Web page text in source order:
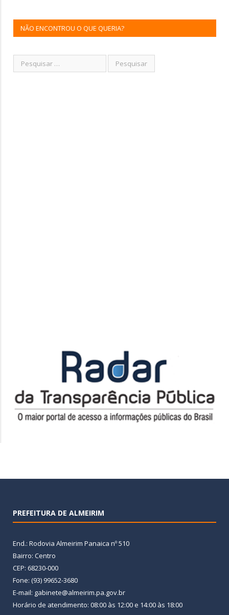
NÃO ENCONTROU O QUE QUERIA?
PREFEITURA DE ALMEIRIM
End.: Rodovia Almeirim Panaica nº 510
Bairro: Centro
CEP: 68230-000
Fone: (93) 99652-3680
E-mail: gabinete@almeirim.pa.gov.br
Horário de atendimento: 08:00 às 12:00 e 14:00 às 18:00